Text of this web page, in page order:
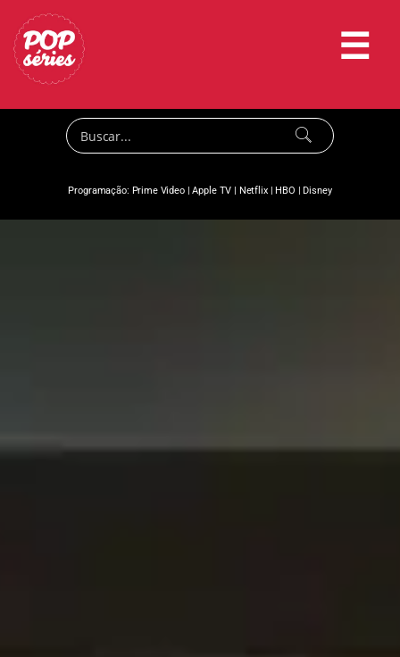
☰
Programação: Prime Video|Apple TV | Netflix|HBO |Disney